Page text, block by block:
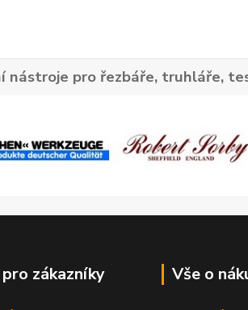
nástroje pro řezbáře, truhláře,
zákazníky Vše o